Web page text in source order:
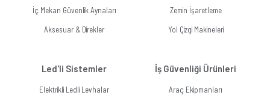
İç Mekan Güvenlik Aynaları
Aksesuar & Direkler
Led'li Sistemler
Elektrikli Ledli Levhalar
Zemin İşaretleme
Yol Çizgi Makineleri
İş Güvenliği Ürünleri
Araç Ekipmanları